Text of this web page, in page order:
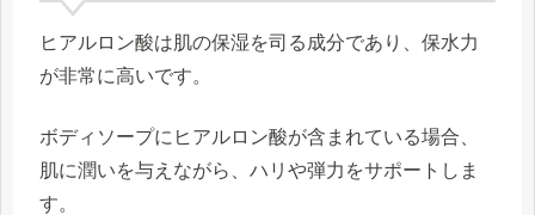
ヒアルロン酸は肌の保湿を司る成分であり、保水力
が非常に高いです。
ボディソープにヒアルロン酸が含まれている場合、
肌に潤いを与えながら、ハリや弾力をサポートしま
す。